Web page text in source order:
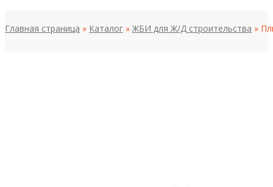
Главная страница » Каталог » ЖБИ для Ж/Д строительства »